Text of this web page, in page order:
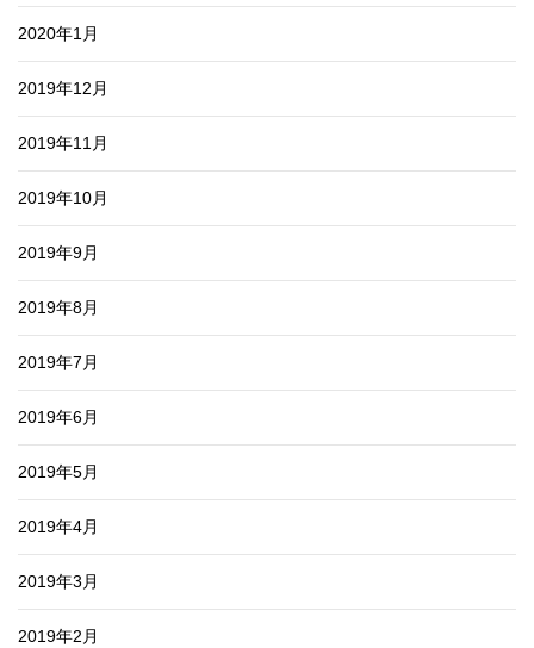
2020年1月
2019年12月
2019年11月
2019年10月
2019年9月
2019年8月
2019年7月
2019年6月
2019年5月
2019年4月
2019年3月
2019年2月